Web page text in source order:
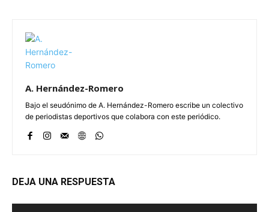
A. Hernández-Romero
Bajo el seudónimo de A. Hernández-Romero escribe un colectivo
de periodistas deportivos que colabora con este periódico.
DEJA UNA RESPUESTA